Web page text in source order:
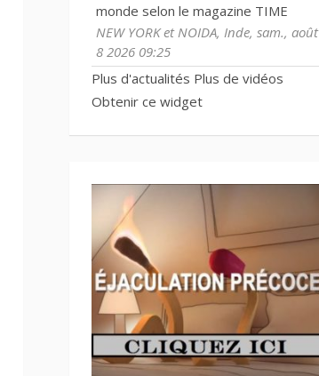
monde selon le magazine TIME
NEW YORK et NOIDA, Inde, sam., août
8 2026 09:25
Plus d'actualités Plus de vidéos
Obtenir ce widget